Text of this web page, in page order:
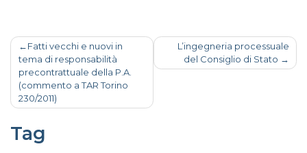
Fatti vecchi e nuovi in
tema di responsabilità
precontrattuale della P.A.
(commento a TAR Torino
230/2011)
L’ingegneria processuale
del Consiglio di Stato
Tag